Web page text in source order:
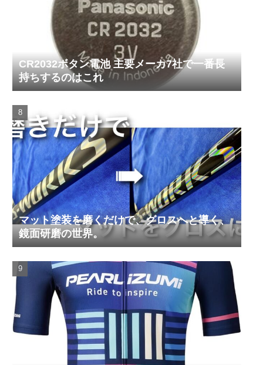
CR2032ボタン電池 主要メーカ7社で一番長
持ちするのはこれ
マット塗装を磨くだけで、グロスへと導く、
鏡面研磨の世界。